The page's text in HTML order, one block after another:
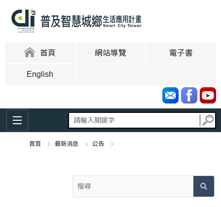
首頁 網站導覽 電子書
English
首頁 最新消息 公告
徵案，公告受理日期自公告日起至114年9月5日(五)中午12時止(期